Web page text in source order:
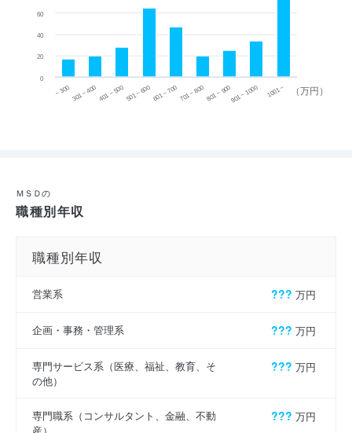
（万円）
~ 300 301 ~ 400 401 ~ 500501 ~ 600601 ~ 700701 ~ 800801 ~ 900901 ~ 1000 1001 ~
0
20
40
60
ＭＳＤの
職種別年収
職種別年収
営業系 ??? 万円
企画・事務・管理系 ??? 万円
専門サービス系（医療、福祉、教育、そ
の他）
??? 万円
専門職系（コンサルタント、金融、不動
??? 万円